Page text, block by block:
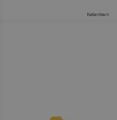
København